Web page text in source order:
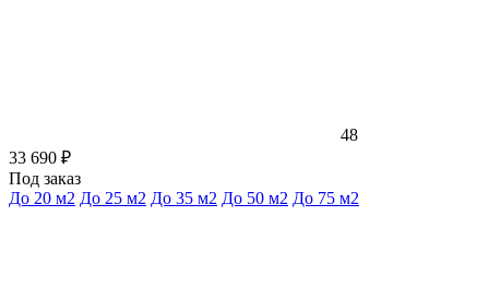
48
33 690 ₽
Под заказ
До 20 м2 До 25 м2 До 35 м2 До 50 м2 До 75 м2